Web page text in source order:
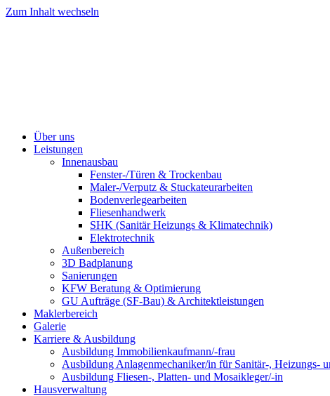
Zum Inhalt wechseln
Über uns
Leistungen
Innenausbau
Fenster-/Türen & Trockenbau
Maler-/Verputz & Stuckateurarbeiten
Bodenverlegearbeiten
Fliesenhandwerk
SHK (Sanitär Heizungs & Klimatechnik)
Elektrotechnik
Außenbereich
3D Badplanung
Sanierungen
KFW Beratung & Optimierung
GU Aufträge (SF-Bau) & Architektleistungen
Maklerbereich
Galerie
Karriere & Ausbildung
Ausbildung Immobilienkaufmann/-frau
Ausbildung Anlagenmechaniker/in für Sanitär-, Heizungs-
Ausbildung Fliesen-, Platten- und Mosaikleger/-in
Hausverwaltung